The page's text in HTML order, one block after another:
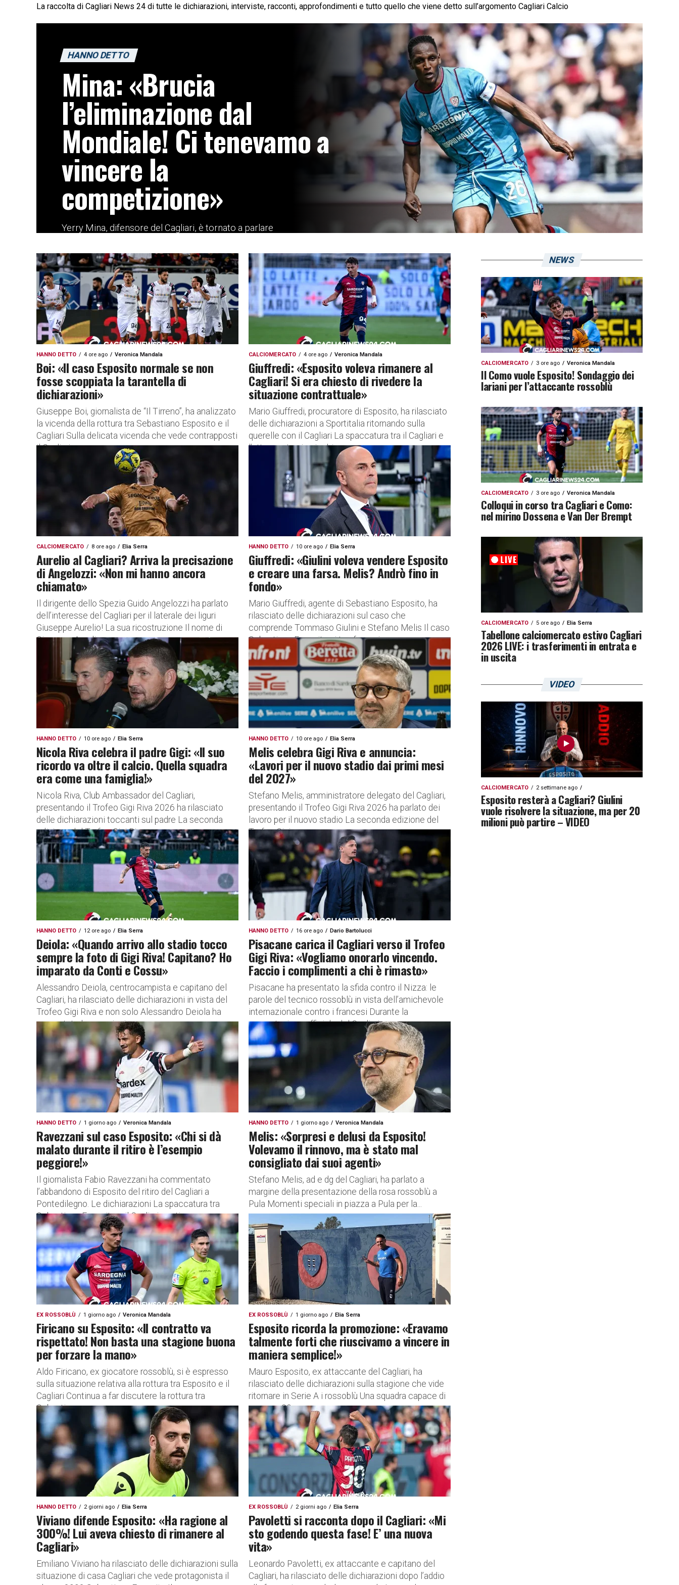
La raccolta di Cagliari News 24 di tutte le dichiarazioni, interviste, racconti, approfondimenti e tutto quello che viene detto sull’argomento Cagliari Calcio
HANNO DETTO
Mina: «Brucia
l’eliminazione dal
Mondiale! Ci tenevamo a
vincere la
competizione»
Yerry Mina, difensore del Cagliari, è tornato a parlare
dichiarazioni A distanza di...
HANNO DETTO 4 ore ago Veronica Mandala
Boi: «Il caso Esposito normale se non
fosse scoppiata la tarantella di
dichiarazioni»
Giuseppe Boi, giornalista de “Il Tirreno”, ha analizzato
la vicenda della rottura tra Sebastiano Esposito e il
Cagliari Sulla delicata vicenda che vede contrapposti
il Cagliari...
CALCIOMERCATO 4 ore ago Veronica Mandala
Giuffredi: «Esposito voleva rimanere al
Cagliari! Si era chiesto di rivedere la
situazione contrattuale»
Mario Giuffredi, procuratore di Esposito, ha rilasciato
delle dichiarazioni a Sportitalia ritornando sulla
querelle con il Cagliari La spaccatura tra il Cagliari e
l’attaccante si arricchisce...
CALCIOMERCATO 8 ore ago Elia Serra
Aurelio al Cagliari? Arriva la precisazione
di Angelozzi: «Non mi hanno ancora
chiamato»
Il dirigente dello Spezia Guido Angelozzi ha parlato
dell’interesse del Cagliari per il laterale dei liguri
Giuseppe Aurelio! La sua ricostruzione Il nome di
Giuseppe Aurelio...
HANNO DETTO 10 ore ago Elia Serra
Giuffredi: «Giulini voleva vendere Esposito
e creare una farsa. Melis? Andrò fino in
fondo»
Mario Giuffredi, agente di Sebastiano Esposito, ha
rilasciato delle dichiarazioni sul caso che
comprende Tommaso Giulini e Stefano Melis Il caso
Sebastiano Esposito si trasforma in...
HANNO DETTO 10 ore ago Elia Serra
Nicola Riva celebra il padre Gigi: «Il suo
ricordo va oltre il calcio. Quella squadra
era come una famiglia!»
Nicola Riva, Club Ambassador del Cagliari,
presentando il Trofeo Gigi Riva 2026 ha rilasciato
delle dichiarazioni toccanti sul padre La seconda
edizione del Trofeo Gigi Riva...
HANNO DETTO 10 ore ago Elia Serra
Melis celebra Gigi Riva e annuncia:
«Lavori per il nuovo stadio dai primi mesi
del 2027»
Stefano Melis, amministratore delegato del Cagliari,
presentando il Trofeo Gigi Riva 2026 ha parlato dei
lavoro per il nuovo stadio La seconda edizione del
Trofeo Gigi...
HANNO DETTO 12 ore ago Elia Serra
Deiola: «Quando arrivo allo stadio tocco
sempre la foto di Gigi Riva! Capitano? Ho
imparato da Conti e Cossu»
Alessandro Deiola, centrocampista e capitano del
Cagliari, ha rilasciato delle dichiarazioni in vista del
Trofeo Gigi Riva e non solo Alessandro Deiola ha
raccontato le emozioni...
HANNO DETTO 16 ore ago Dario Bartolucci
Pisacane carica il Cagliari verso il Trofeo
Gigi Riva: «Vogliamo onorarlo vincendo.
Faccio i complimenti a chi è rimasto»
Pisacane ha presentato la sfida contro il Nizza: le
parole del tecnico rossoblù in vista dell’amichevole
internazionale contro i francesi Durante la
presentazione ufficiale del Cagliari...
HANNO DETTO 1 giorno ago Veronica Mandala
Ravezzani sul caso Esposito: «Chi si dà
malato durante il ritiro è l’esempio
peggiore!»
Il giornalista Fabio Ravezzani ha commentato
l’abbandono di Esposito del ritiro del Cagliari a
Pontedilegno. Le dichiarazioni La spaccatura tra
Sebastiano Esposito e il Cagliari continua...
HANNO DETTO 1 giorno ago Veronica Mandala
Melis: «Sorpresi e delusi da Esposito!
Volevamo il rinnovo, ma è stato mal
consigliato dai suoi agenti»
Stefano Melis, ad e dg del Cagliari, ha parlato a
margine della presentazione della rosa rossoblù a
Pula Momenti speciali in piazza a Pula per la...
EX ROSSOBLÙ 1 giorno ago Veronica Mandala
Firicano su Esposito: «Il contratto va
rispettato! Non basta una stagione buona
per forzare la mano»
Aldo Firicano, ex giocatore rossoblù, si è espresso
sulla situazione relativa alla rottura tra Esposito e il
Cagliari Continua a far discutere la rottura tra
Sebastiano...
EX ROSSOBLÙ 1 giorno ago Elia Serra
Esposito ricorda la promozione: «Eravamo
talmente forti che riuscivamo a vincere in
maniera semplice!»
Mauro Esposito, ex attaccante del Cagliari, ha
rilasciato delle dichiarazioni sulla stagione che vide
ritornare in Serie A i rossoblù Una squadra capace di
segnare 80...
HANNO DETTO 2 giorni ago Elia Serra
Viviano difende Esposito: «Ha ragione al
300%! Lui aveva chiesto di rimanere al
Cagliari»
Emiliano Viviano ha rilasciato delle dichiarazioni sulla
situazione di casa Cagliari che vede protagonista il
EX ROSSOBLÙ 2 giorni ago Elia Serra
Pavoletti si racconta dopo il Cagliari: «Mi
sto godendo questa fase! E’ una nuova
vita»
Leonardo Pavoletti, ex attaccante e capitano del
Cagliari, ha rilasciato delle dichiarazioni dopo l’addio
NEWS
CALCIOMERCATO 3 ore ago Veronica Mandala
Il Como vuole Esposito! Sondaggio dei
lariani per l’attaccante rossoblù
CALCIOMERCATO 3 ore ago Veronica Mandala
Colloqui in corso tra Cagliari e Como:
nel mirino Dossena e Van Der Brempt
CALCIOMERCATO 5 ore ago Elia Serra
Tabellone calciomercato estivo Cagliari
2026 LIVE: i trasferimenti in entrata e
in uscita
VIDEO
CALCIOMERCATO 2 settimane ago
Esposito resterà a Cagliari? Giulini
vuole risolvere la situazione, ma per 20
milioni può partire – VIDEO